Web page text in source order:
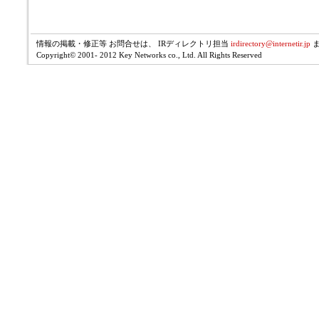
情報の掲載・修正等 お問合せは、 IRディレクトリ担当 irdirectory@internetir.jp
Copyright© 2001- 2012 Key Networks co., Ltd. All Rights Reserved